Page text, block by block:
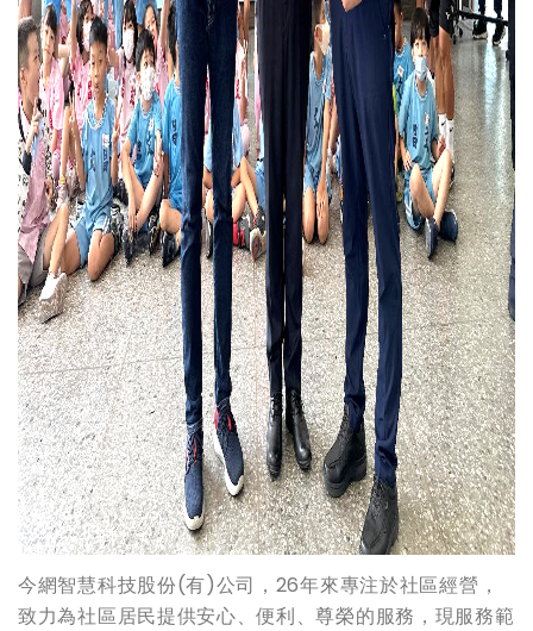
今網智慧科技股份(有)公司，26年來專注於社區經營，
致力為社區居民提供安心、便利、尊榮的服務，現服務範